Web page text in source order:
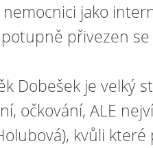
jako
přivezen
Dobešek je velký
očkování, ALE
kvůli